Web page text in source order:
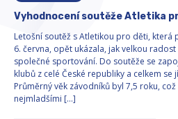
Vyhodnocení soutěže Atletika
Letošní soutěž s Atletikou pro děti, která
6. června, opět ukázala, jak velkou
společné sportování. Do soutěže se
klubů z celé České republiky a celkem
Průměrný věk závodníků byl 7,5 roku,
nejmladšími […]